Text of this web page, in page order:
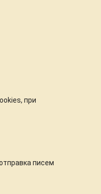
при
писем